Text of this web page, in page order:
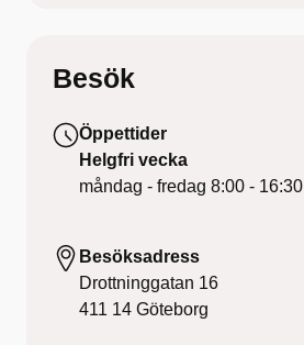
Besök
Öppettider
Helgfri vecka
måndag - fredag 8:00 - 16:30
Besöksadress
Drottninggatan 16
411 14 Göteborg